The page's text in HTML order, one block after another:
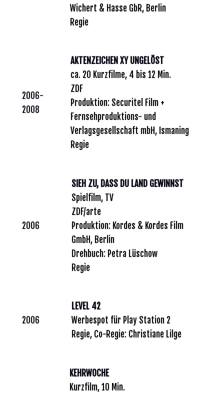
Wichert & Hasse GbR, Berlin
Regie
2006-
2008
AKTENZEICHEN XY UNGELÖST
ca. 20 Kurzfilme, 4 bis 12 Min.
ZDF
Produktion: Securitel Film +
Fernsehproduktions- und
Verlagsgesellschaft mbH, Ismaning
Regie
2006
SIEH ZU, DASS DU LAND GEWINNST
Spielfilm, TV
ZDF/arte
Produktion: Kordes & Kordes Film
GmbH, Berlin
Drehbuch: Petra Lüschow
Regie
2006
LEVEL 42
Werbespot für Play Station 2
Regie, Co-Regie: Christiane Lilge
KEHRWOCHE
Kurzfilm, 10 Min.